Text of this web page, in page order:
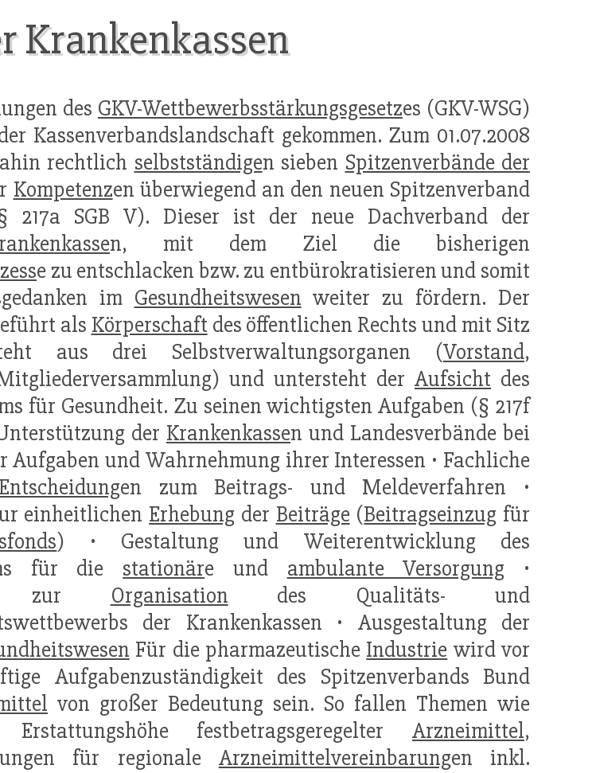
Krankenkassen
des GKV-Wettbewerbsstärkungsgesetzes (GKV-WSG)
Kassenverbandslandschaft gekommen. Zum 01.07.2008
rechtlich selbstständigen sieben Spitzenverbände der
Kompetenzen überwiegend an den neuen Spitzenverband
217a SGB V). Dieser ist der neue Dachverband der
n, mit dem Ziel die bisherigen
e zu entschlacken bzw. zu entbürokratisieren und somit
im Gesundheitswesen weiter zu fördern. Der
als Körperschaft des öffentlichen Rechts und mit Sitz
aus drei Selbstverwaltungsorganen (Vorstand,
und untersteht der Aufsicht des
für Gesundheit. Zu seinen wichtigsten Aufgaben (§ 217f
der Krankenkassen und Landesverbände bei
und Wahrnehmung ihrer Interessen • Fachliche
Entscheidungen zum Beitrags- und Meldeverfahren •
einheitlichen Erhebung der Beiträge(Beitragseinzug für
) • Gestaltung und Weiterentwicklung des
für die stationäre und ambulante Versorgung •
zur Organisation des Qualitäts- und
der Krankenkassen • Ausgestaltung der
Für die pharmazeutische Industrie wird vor
Aufgabenzuständigkeit des Spitzenverbands Bund
von großer Bedeutung sein. So fallen Themen wie
festbetragsgeregelter Arzneimittel,
für regionale Arzneimittelvereinbarungen inkl.